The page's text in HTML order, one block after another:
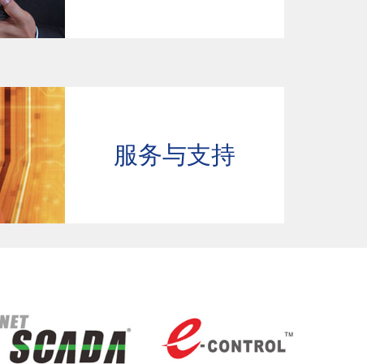
服务与支持